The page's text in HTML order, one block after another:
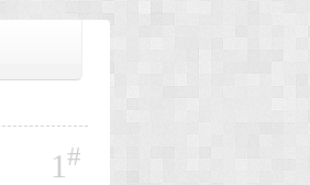
1 #